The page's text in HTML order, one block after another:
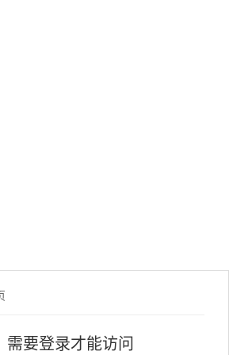
需要登录才能访问